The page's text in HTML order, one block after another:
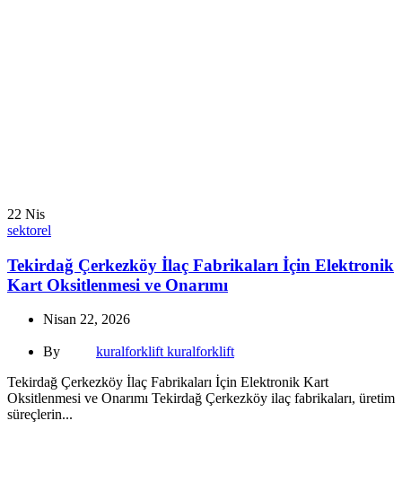
22 Nis
sektorel
Tekirdağ Çerkezköy İlaç Fabrikaları İçin Elektronik
Kart Oksitlenmesi ve Onarımı
Nisan 22, 2026
By
kuralforklift kuralforklift
Tekirdağ Çerkezköy İlaç Fabrikaları İçin Elektronik Kart
Oksitlenmesi ve Onarımı Tekirdağ Çerkezköy ilaç fabrikaları, üretim
süreçlerin...